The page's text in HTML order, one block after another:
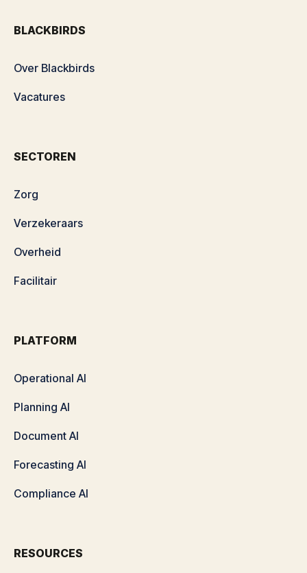
BLACKBIRDS
Over Blackbirds
Vacatures
SECTOREN
Zorg
Verzekeraars
Overheid
Facilitair
PLATFORM
Operational AI
Planning AI
Document AI
Forecasting AI
Compliance AI
RESOURCES